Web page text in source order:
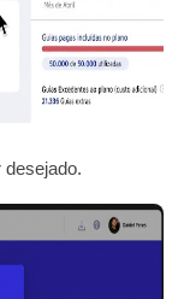
desejado.